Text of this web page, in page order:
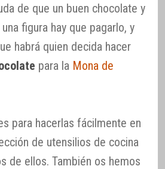
de que un buen chocolate y
figura hay que pagarlo, y
habrá quien decida hacer
para la Mona de
para hacerlas fácilmente en
de utensilios de cocina
de ellos. También os hemos